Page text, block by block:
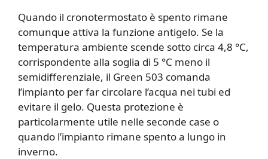
Quando il cronotermostato è spento rimane
comunque attiva la funzione antigelo. Se la
temperatura ambiente scende sotto circa 4,8 °C,
corrispondente alla soglia di 5 °C meno il
semidifferenziale, il Green 503 comanda
l’impianto per far circolare l’acqua nei tubi ed
evitare il gelo. Questa protezione è
particolarmente utile nelle seconde case o
quando l’impianto rimane spento a lungo in
inverno.